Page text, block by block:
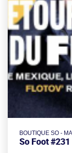
BOUTIQUE SO -
So Foot